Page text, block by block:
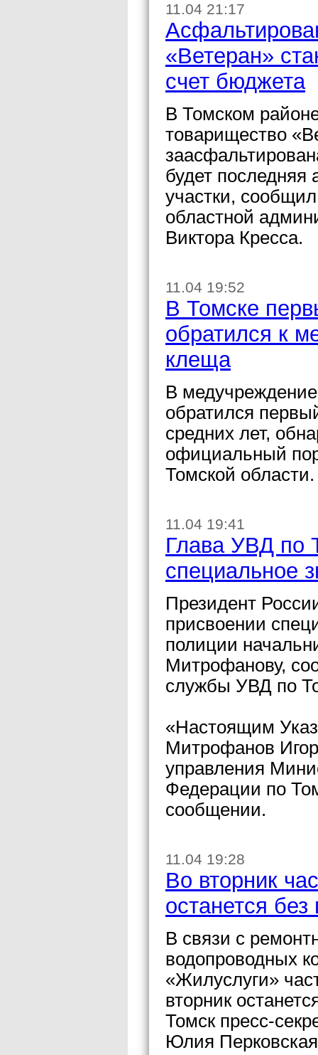
11.04 21:17
«Ветеран»
счет бюджета
В Томском
товарищество
будет последняя
участки,
областной
Виктора Кресса.
11.04 19:52
В Томске
обратился к
клеща
В
обратился
средних лет,
официальный
Томской области.
11.04 19:41
Глава УВД по
специальное
Президент
присвоении
полиции
Митрофанову,
службы УВД по
«Настоящим
Митрофанов
управления
Федерации по
сообщении.
11.04 19:28
Во вторник
останется
В связи с
водопроводных
«Жилуслуги»
вторник
Томск пресс-
Юлия